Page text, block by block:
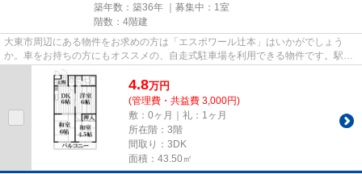
築年数：築36年 ｜募集中： 1室
階数：4階建
大東市周辺にある物件をお求めの方は「エスポワール辻本」はいかがでしょう
か。車をお持ちの方にもオススメの、自走式駐車場を利用できる物件です。駅か
ら徒歩14分のところにある物件...
4.8万円
(管理費・共益費 3,000円)
敷：0ヶ月｜礼：1ヶ月
所在階：3階
間取り：3DK
面積：43.50㎡